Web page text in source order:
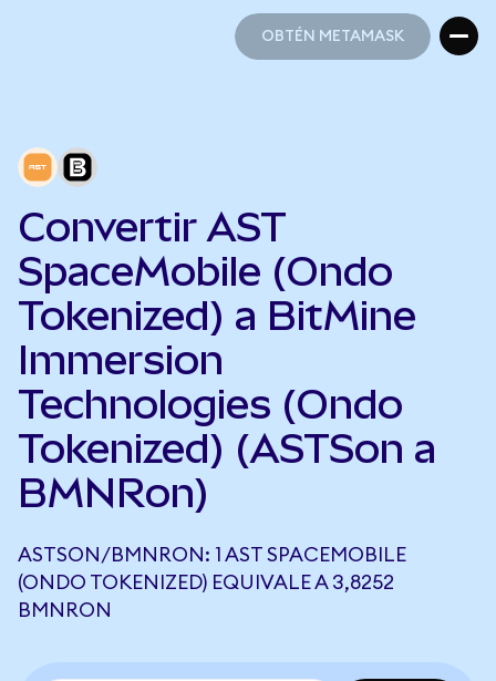
OBTÉN METAMASK
Convertir AST
SpaceMobile (Ondo
Tokenized) a BitMine
Immersion
Technologies (Ondo
Tokenized) (ASTSon a
BMNRon)
ASTSON/BMNRON: 1 AST SPACEMOBILE
(ONDO TOKENIZED) EQUIVALE A 3,8252
BMNRON